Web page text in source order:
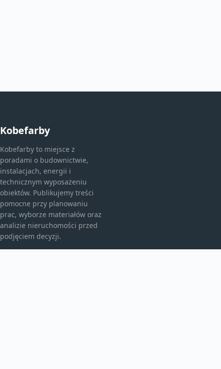
Kobefarby
Kobefarby to miejsce z
poradami o budownictwie,
instalacjach, energii i
technicznym wyposażeniu
obiektów. Publikujemy treści
pomocne przy planowaniu
prac, wyborze materiałów oraz
analizie nieruchomości przed
podjęciem decyzji.